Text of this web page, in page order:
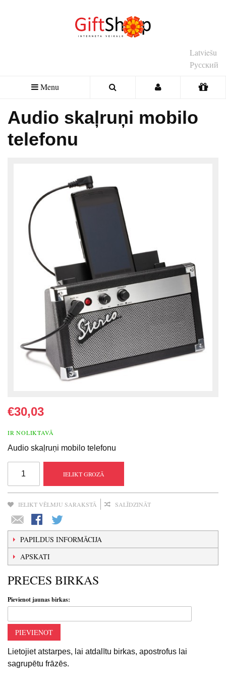
Latviešu
Русский
Menu
Audio skaļruņi mobilo
telefonu
€30,03
IR NOLIKTAVĀ
Audio skaļruņi mobilo telefonu
IELIKT GROZĀ
IELIKT VĒLMJU SARAKSTĀ SALĪDZINĀT
PAPILDUS INFORMĀCIJA
APSKATI
PRECES BIRKAS
Pievienot jaunas birkas:
PIEVIENOT
Lietojiet atstarpes, lai atdalītu birkas, apostrofus lai
sagrupētu frāzēs.